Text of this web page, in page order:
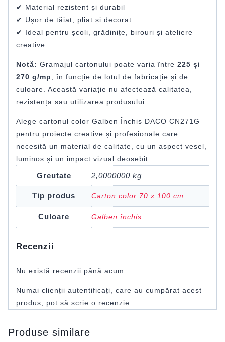
✔ Material rezistent și durabil
✔ Ușor de tăiat, pliat și decorat
✔ Ideal pentru școli, grădinițe, birouri și ateliere
creative
Notă: Gramajul cartonului poate varia între 225 și
270 g/mp, în funcție de lotul de fabricație și de
culoare. Această variație nu afectează calitatea,
rezistența sau utilizarea produsului.
Alege cartonul color Galben Închis DACO CN271G
pentru proiecte creative și profesionale care
necesită un material de calitate, cu un aspect vesel,
luminos și un impact vizual deosebit.
Greutate 2,0000000 kg
Tip produs Carton color 70 x 100 cm
Culoare Galben închis
Recenzii
Nu există recenzii până acum.
Numai clienții autentificați, care au cumpărat acest
produs, pot să scrie o recenzie.
Produse similare